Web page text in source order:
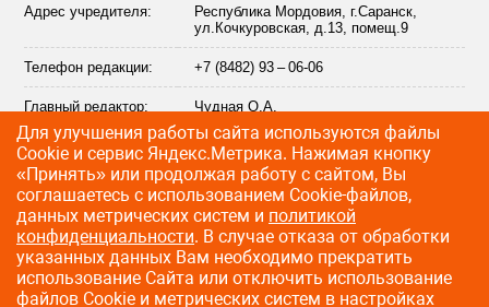
Адрес учредителя:
Республика Мордовия, г.Саранск,
ул.Кочкуровская, д.13, помещ.9
Телефон редакции: +7 (8482) 93 – 06-06
Главный редактор: Чудная О.А.
Адрес электронной
почты редакции:
info@citytraffic.ru
©2009—2026 CityTraffic — все права защищены
Разработка сайта:Лайт Информ
Для улучшения работы сайта используются файлы
Сookie и сервис Яндекс.Метрика. Нажимая кнопку
«Принять» или продолжая работу с сайтом, Вы
соглашаетесь с использованием Cookie-файлов,
данных метрических систем и политикой
конфиденциальности. В случае отказа от обработки
указанных данных Вам необходимо прекратить
использование Сайта или отключить использование
файлов Cookie и метрических систем в настройках